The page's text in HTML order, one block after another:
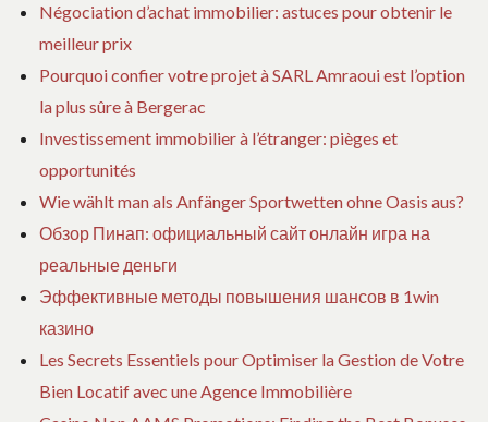
Négociation d’achat immobilier: astuces pour obtenir le
meilleur prix
Pourquoi confier votre projet à SARL Amraoui est l’option
la plus sûre à Bergerac
Investissement immobilier à l’étranger: pièges et
opportunités
Wie wählt man als Anfänger Sportwetten ohne Oasis aus?
Обзор Пинап: официальный сайт онлайн игра на
реальные деньги
Эффективные методы повышения шансов в 1win
казино
Les Secrets Essentiels pour Optimiser la Gestion de Votre
Bien Locatif avec une Agence Immobilière